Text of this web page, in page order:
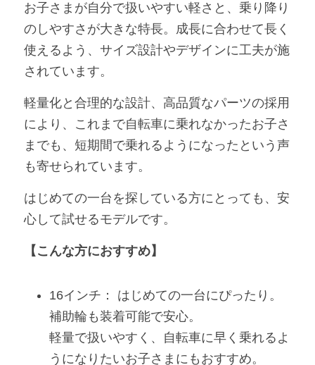
お子さまが自分で扱いやすい軽さと、乗り降り
のしやすさが大きな特長。成長に合わせて長く
使えるよう、サイズ設計やデザインに工夫が施
されています。
軽量化と合理的な設計、高品質なパーツの採用
により、これまで自転車に乗れなかったお子さ
までも、短期間で乗れるようになったという声
も寄せられています。
はじめての一台を探している方にとっても、安
心して試せるモデルです。
【こんな方におすすめ】
16インチ： はじめての一台にぴったり。
補助輪も装着可能で安心。
軽量で扱いやすく、自転車に早く乗れるよ
うになりたいお子さまにもおすすめ。